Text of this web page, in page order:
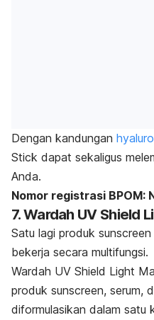
Dengan kandungan
Stick dapat sekaligus
Anda.
Nomor registrasi BPOM:
7. Wardah UV Shield
Satu lagi produk sunscreen
bekerja secara multifungsi.
Wardah UV Shield Light
produk sunscreen, serum,
diformulasikan dalam satu